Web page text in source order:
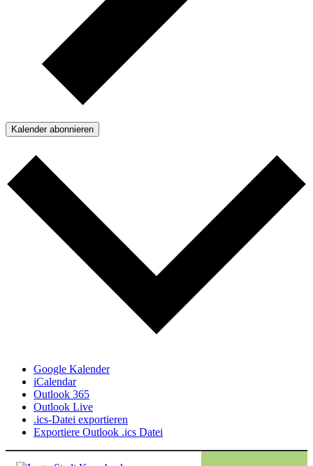
Kalender abonnieren
Google Kalender
iCalendar
Outlook 365
Outlook Live
.ics-Datei exportieren
Exportiere Outlook .ics Datei